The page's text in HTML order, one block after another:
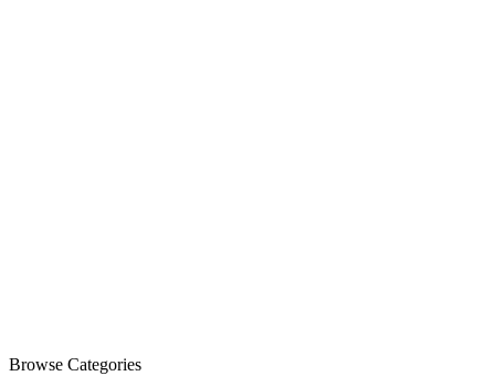
Browse Categories